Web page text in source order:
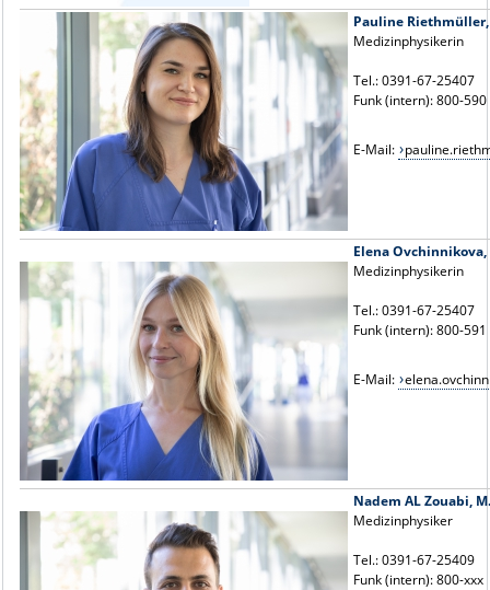
Pauline Riethmüller,
Medizinphysikerin
Tel.: 0391-67-25407
Funk (intern): 800-590
E-Mail:
Elena Ovchinnikova,
Medizinphysikerin
Tel.: 0391-67-25407
Funk (intern): 800-591
E-Mail:
Nadem AL Zouabi,
Medizinphysiker
Tel.: 0391-67-25409
Funk (intern): 800-xxx